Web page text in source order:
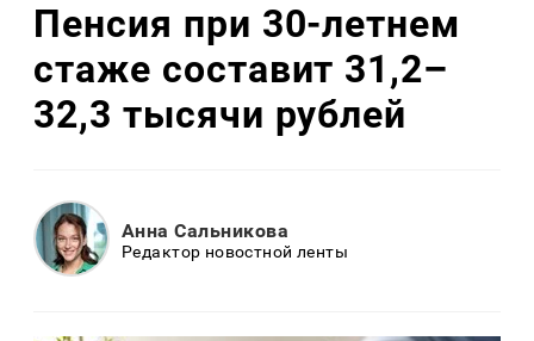
Пенсия при 30-летнем
стаже составит 31,2–
32,3 тысячи рублей
Анна Сальникова
Редактор новостной ленты